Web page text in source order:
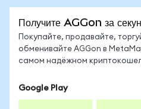
Получите AGGon за
Покупайте, продавайте,
обменивайте AGGon в
самом надёжном
Google Play